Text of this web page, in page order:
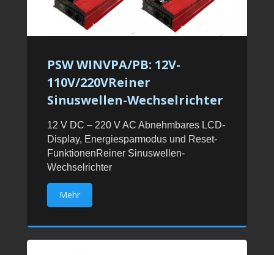
PSW WINVPA/PB: 12V-
110V/220VReiner
Sinuswellen-Wechselrichter
12 V DC – 220 V AC Abnehmbares LCD-
Display, Energiesparmodus und Reset-
FunktionenReiner Sinuswellen-
Wechselrichter
Mehr